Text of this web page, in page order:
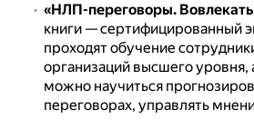
«НЛП-переговоры.
книги — сертифицированный
проходят обучение
организаций высшего
можно научиться
переговорах, управлять